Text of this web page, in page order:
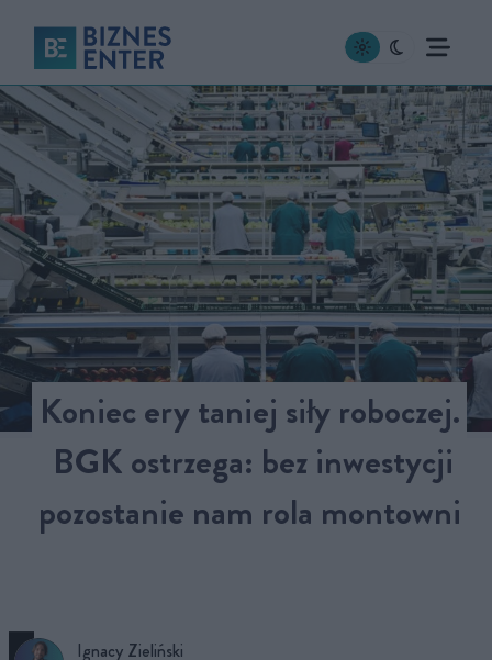
Koniec ery taniej siły roboczej.
BGK ostrzega: bez inwestycji
pozostanie nam rola montowni
Ignacy Zieliński